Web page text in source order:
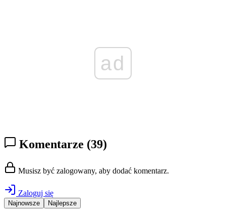
ad
Komentarze (39)
Musisz być zalogowany, aby dodać komentarz.
Zaloguj się
Najnowsze Najlepsze